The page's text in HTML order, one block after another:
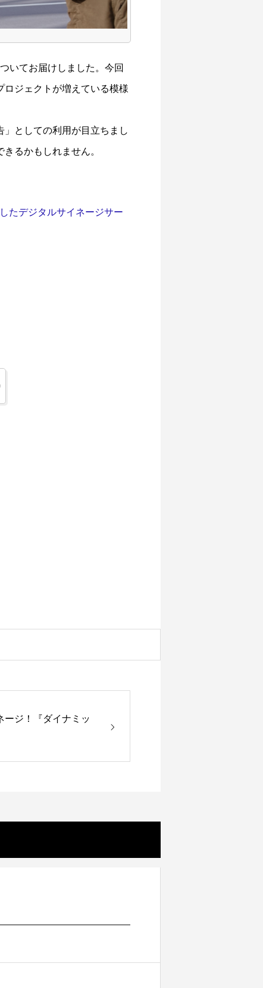
いてお届けしました。今回
ジェクトが増えている模様
」としての利用が目立ちまし
るかもしれません。
たデジタルサイネージサー
ージ！『ダイナミッ